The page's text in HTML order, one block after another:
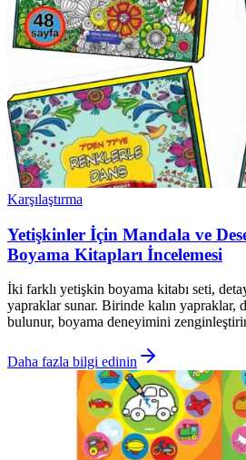
Karşılaştırma
Yetişkinler İçin Mandala ve
Boyama Kitapları İncelemesi
İki farklı yetişkin boyama kitabı seti,
yapraklar sunar. Birinde kalın yapraklar,
bulunur, boyama deneyimini
Daha fazla bilgi edinin